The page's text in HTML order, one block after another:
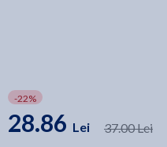
-22%
28.86 Lei
37.00 Lei